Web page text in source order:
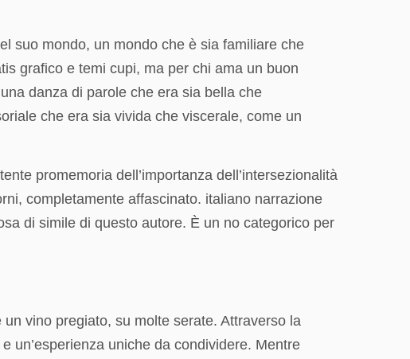
suo mondo, un mondo che è sia familiare che
grafico e temi cupi, ma per chi ama un buon
danza di parole che era sia bella che
che era sia vivida che viscerale, come un
promemoria dell’importanza dell’intersezionalità
completamente affascinato. italiano narrazione
di simile di questo autore. È un no categorico per
vino pregiato, su molte serate. Attraverso la
un’esperienza uniche da condividere. Mentre